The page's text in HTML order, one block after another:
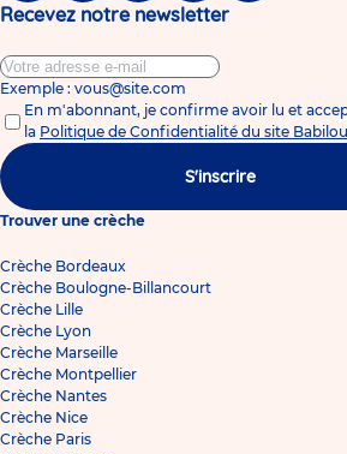
Recevez notre newsletter
Exemple : vous@site.com
En m'abonnant, je confirme avoir lu et
la Politique de Confidentialité du site Babilou
S'inscrire
Trouver une crèche
Crèche Bordeaux
Crèche Boulogne-Billancourt
Crèche Lille
Crèche Lyon
Crèche Marseille
Crèche Montpellier
Crèche Nantes
Crèche Nice
Crèche Paris